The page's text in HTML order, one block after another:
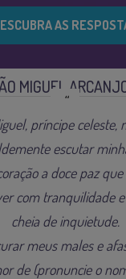
AS
MIGUEL
príncipe celeste,
escutar
a doce paz que
com tranquilidade
cheia de inquietude.
meus males e
de (pronuncie o